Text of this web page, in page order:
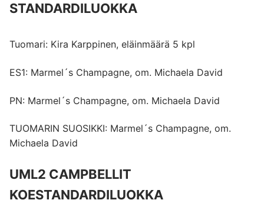
STANDARDILUOKKA
Tuomari: Kira Karppinen, eläinmäärä 5 kpl
ES1: Marmel´s Champagne, om. Michaela David
PN: Marmel´s Champagne, om. Michaela David
TUOMARIN SUOSIKKI: Marmel´s Champagne, om.
Michaela David
UML2 CAMPBELLIT
KOESTANDARDILUOKKA